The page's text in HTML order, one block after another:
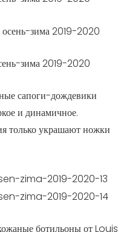
зима 2019-2020
сапоги-дождевики
и динамичное.
только украшают ножки
ботильоны от Louis